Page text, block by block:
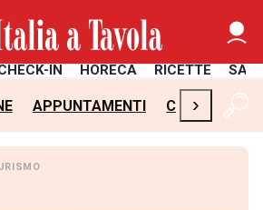
IN HORECA RICETTE
APPUNTAMENTI CHECK-IN
›